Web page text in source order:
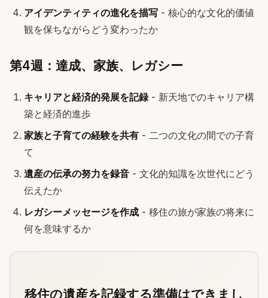
アイデンティティの進化を描写 - 核心的な文化的価値
観を保ちながらどう変わったか
第4週：達成、家族、レガシー
キャリアと経済的発展を記録- 新天地でのキャリア構
築と経済的進歩
家族と子育ての経験を共有 - 二つの文化の間での子育
て
遺産の伝承の努力を録音 - 文化的知識を次世代にどう
伝えたか
レガシーメッセージを作成 - 移住の旅が家族の将来に
何を意味するか
移住の遺産を記録する準備はできまし